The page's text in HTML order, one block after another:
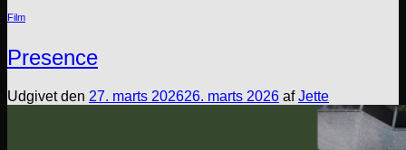
Film
Presence
Udgivet den 27. marts 202626. marts 2026 afJette